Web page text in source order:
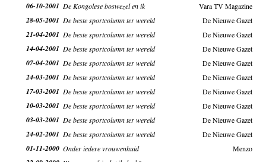
06-10-2001 De Kongolese boswezel en ik Vara TV Magazine
28-05-2001 De beste sportcolumn ter wereld De Nieuwe Gazet
21-04-2001 De beste sportcolumn ter wereld De Nieuwe Gazet
14-04-2001 De beste sportcolumn ter wereld De Nieuwe Gazet
07-04-2001 De beste sportcolumn ter wereld De Nieuwe Gazet
24-03-2001 De beste sportcolumn ter wereld De Nieuwe Gazet
17-03-2001 De beste sportcolumn ter wereld De Nieuwe Gazet
10-03-2001 De beste sportcolumn ter wereld De Nieuwe Gazet
03-03-2001 De beste sportcolumn ter wereld De Nieuwe Gazet
24-02-2001 De beste sportcolumn ter wereld De Nieuwe Gazet
01-11-2000 Onder iedere vrouwenhuid Menzo